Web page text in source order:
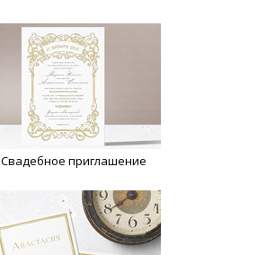
Свадебное приглашение